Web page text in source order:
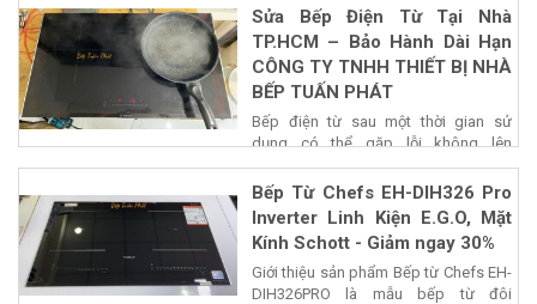
Sửa Bếp Điện Từ Tại Nhà
TP.HCM – Bảo Hành Dài Hạn
CÔNG TY TNHH THIẾT BỊ NHÀ
BẾP TUẤN PHÁT
Bếp điện từ sau một thời gian sử
dụng có thể gặp lỗi không lên
nguồn,...
Bếp Từ Chefs EH-DIH326 Pro
Inverter Linh Kiện E.G.O, Mặt
Kính Schott - Giảm ngay 30%
Giới thiệu sản phẩm Bếp từ Chefs EH-
DIH326PRO là mẫu bếp từ đôi